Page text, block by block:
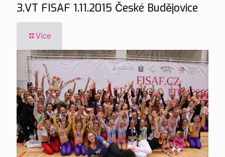
3.VT FISAF 1.11.2015 České Budějovice
Více